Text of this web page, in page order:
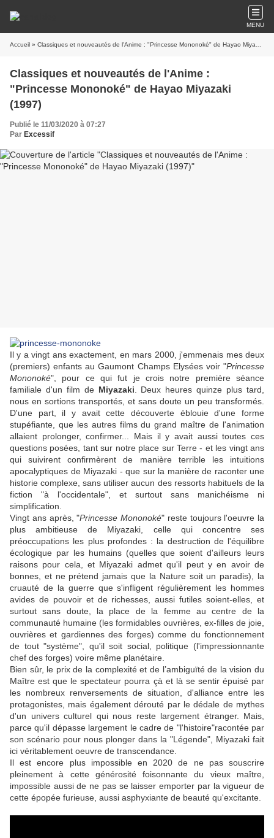
MENU
Accueil » Classiques et nouveautés de l'Anime : "Princesse Mononoké" de Hayao Miyazaki (1997)
Classiques et nouveautés de l'Anime :
"Princesse Mononoké" de Hayao Miyazaki
(1997)
Publié le 11/03/2020 à 07:27
Par Excessif
Il y a vingt ans exactement, en mars 2000, j'emmenais mes deux
(premiers) enfants au Gaumont Champs Elysées voir "Princesse
Mononoké", pour ce qui fut je crois notre première séance
familiale d'un film de Miyazaki . Deux heures quinze plus tard,
nous en sortions transportés, et sans doute un peu transformés.
D'une part, il y avait cette découverte éblouie d'une forme
stupéfiante, que les autres films du grand maître de l'animation
allaient prolonger, confirmer... Mais il y avait aussi toutes ces
questions posées, tant sur notre place sur Terre - et les vingt ans
qui suivirent confirmèrent de manière terrible les intuitions
apocalyptiques de Miyazaki - que sur la manière de raconter une
historie complexe, sans utiliser aucun des ressorts habituels de la
fiction "à l'occidentale", et surtout sans manichéisme ni
simplification.
Vingt ans après, "Princesse Mononoké" reste toujours l'oeuvre la
plus ambitieuse de Miyazaki , celle qui concentre ses
préoccupations les plus profondes : la destruction de l'équilibre
écologique par les humains (quelles que soient d'ailleurs leurs
raisons pour cela, et Miyazaki admet qu'il peut y en avoir de
bonnes, et ne prétend jamais que la Nature soit un paradis), la
cruauté de la guerre que s'infligent régulièrement les hommes
avides de pouvoir et de richesses, aussi futiles soient-elles, et
surtout sans doute, la place de la femme au centre de la
communauté humaine (les formidables ouvrières, ex-filles de joie,
ouvrières et gardiennes des forges) comme du fonctionnement
de tout "système", qu'il soit social, politique (l'impressionnante
chef des forges) voire même planétaire.
Bien sûr, le prix de la complexité et de l’ambiguïté de la vision du
Maître est que le spectateur pourra çà et là se sentir épuisé par
les nombreux renversements de situation, d'alliance entre les
protagonistes, mais également dérouté par le dédale de mythes
d'un univers culturel qui nous reste largement étranger. Mais,
parce qu'il dépasse largement le cadre de "l'histoire"racontée par
son scénario pour nous plonger dans la "Légende", Miyazaki fait
ici véritablement oeuvre de transcendance.
Il est encore plus impossible en 2020 de ne pas souscrire
pleinement à cette générosité foisonnante du vieux maître,
impossible aussi de ne pas se laisser emporter par la vigueur de
cette épopée furieuse, aussi asphyxiante de beauté qu'excitante.